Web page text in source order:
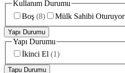
Kullanım Durumu
Boş (8) Mülk Sahibi Oturuyor
Yapı Durumu
Yapı Durumu
İkinci El (1)
Tapu Durumu